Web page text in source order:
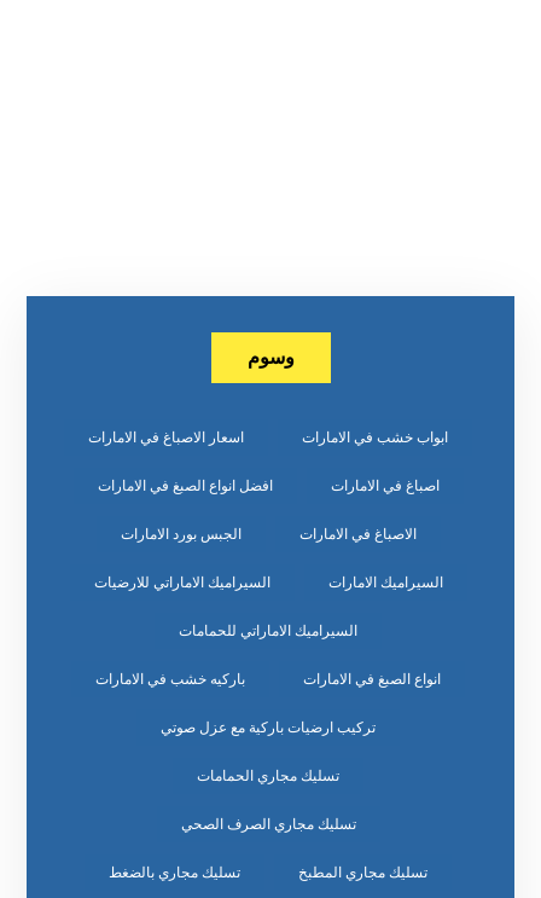
وسوم
ابواب خشب في الامارات اسعار الاصباغ في الامارات
اصباغ في الامارات افضل انواع الصبغ في الامارات
الاصباغ في الامارات الجبس بورد الامارات
السيراميك الامارات السيراميك الاماراتي للارضيات
السيراميك الاماراتي للحمامات
انواع الصبغ في الامارات باركيه خشب في الامارات
تركيب ارضيات باركية مع عزل صوتي
تسليك مجاري الحمامات
تسليك مجاري الصرف الصحي
تسليك مجاري المطبخ تسليك مجاري بالضغط